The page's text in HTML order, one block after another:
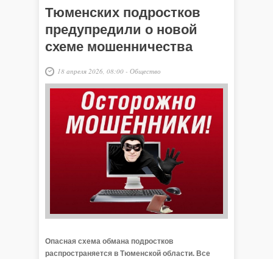
Тюменских подростков
предупредили о новой
схеме мошенничества
18 апреля 2026, 08:00 - Общество
Опасная схема обмана подростков
распространяется в Тюменской области. Все